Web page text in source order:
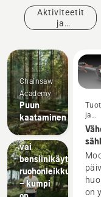
Aktiviteetit
ja
Chainsaw
Academy
Puun
kaataminen
Sähkö-
vai
bensiinikäyttöinen
ruohonleikkuri
– kumpi
ja
on